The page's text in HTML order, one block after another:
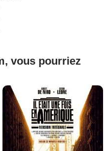
vous pourriez